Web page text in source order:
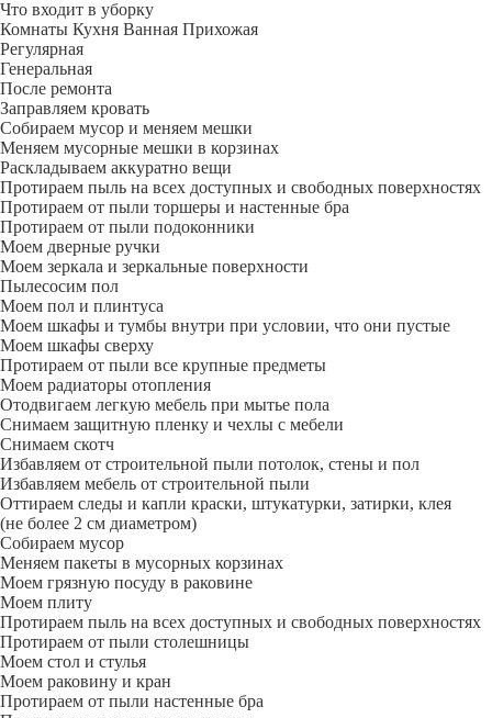
Что входит в уборку
Регу­лярная
Гене­ральная
После ремонта
Заправляем кровать
Собираем мусор и меняем мешки
Меняем мусорные мешки в корзинах
Раскладываем аккуратно вещи
Протираем пыль на всех доступных и свободных поверхностях
Протираем от пыли торшеры и настенные бра
Протираем от пыли подоконники
Моем дверные ручки
Моем зеркала и зеркальные поверхности
Пылесосим пол
Моем пол и плинтуса
Моем шкафы и тумбы внутри при условии, что они пустые
Моем шкафы сверху
Протираем от пыли все крупные предметы
Моем радиаторы отопления
Отодвигаем легкую мебель при мытье пола
Снимаем защитную пленку и чехлы с мебели
Снимаем скотч
Избавляем от строительной пыли потолок, стены и пол
Избавляем мебель от строительной пыли
Оттираем следы и капли краски, штукатурки, затирки, клея
(не более 2 см диаметром)
Собираем мусор
Меняем пакеты в мусорных корзинах
Моем грязную посуду в раковине
Моем плиту
Протираем пыль на всех доступных и свободных поверхностях
Протираем от пыли столешницы
Моем стол и стулья
Моем раковину и кран
Протираем от пыли настенные бра